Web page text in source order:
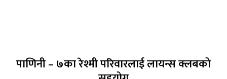
पाणिनी – ७का रेश्मी परिवारलाई लायन्स क्लबको